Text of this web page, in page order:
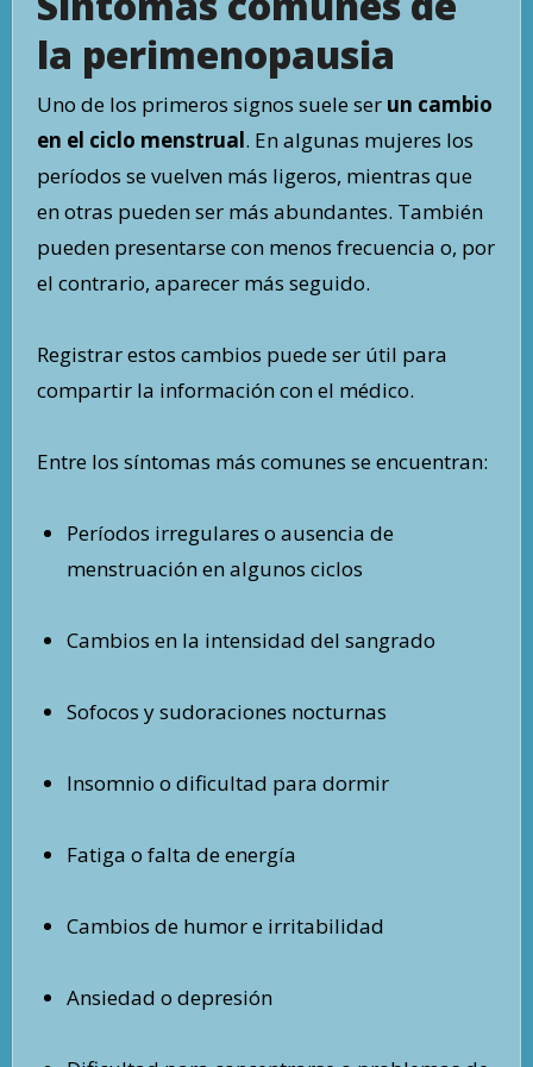
la perimenopausia
Uno de los primeros signos suele ser un cambio
en el ciclo menstrual. En algunas mujeres los
períodos se vuelven más ligeros, mientras que
en otras pueden ser más abundantes. También
pueden presentarse con menos frecuencia o, por
el contrario, aparecer más seguido.
Registrar estos cambios puede ser útil para
compartir la información con el médico.
Entre los síntomas más comunes se encuentran:
Períodos irregulares o ausencia de
menstruación en algunos ciclos
Cambios en la intensidad del sangrado
Sofocos y sudoraciones nocturnas
Insomnio o dificultad para dormir
Fatiga o falta de energía
Cambios de humor e irritabilidad
Ansiedad o depresión